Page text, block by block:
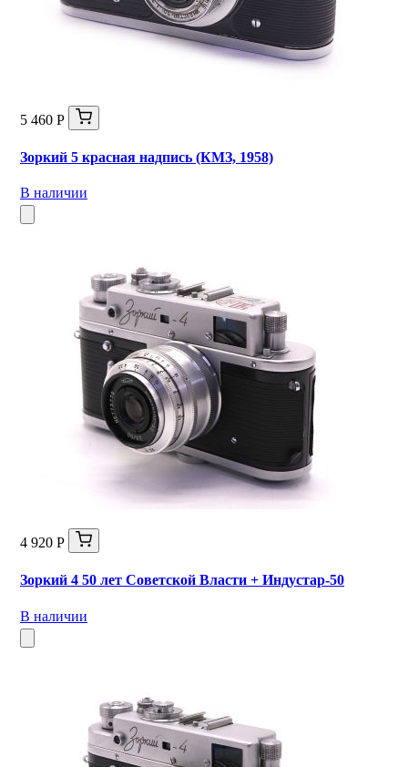
5 460 Р
Зоркий 5 красная надпись (КМЗ, 1958)
В наличии
4 920 Р
Зоркий 4 50 лет Советской Власти + Индустар-50
В наличии